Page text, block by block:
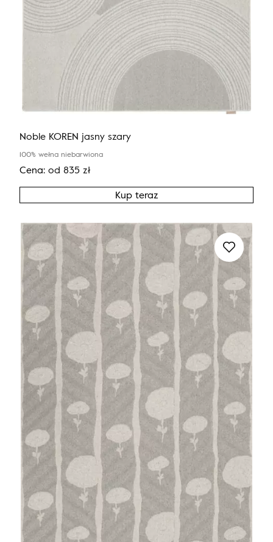
Noble KOREN jasny szary
100% wełna niebarwiona
Cena: od 835 zł
Kup teraz